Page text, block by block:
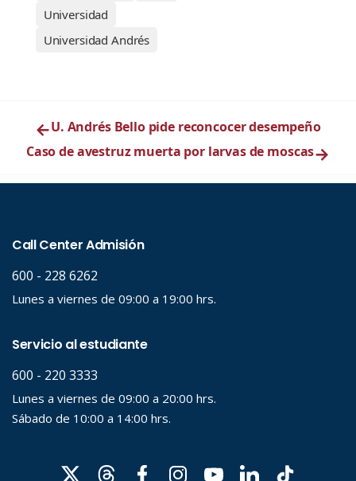
Universidad
Universidad Andrés
←U. Andrés Bello pide reconcocer desempeño
Caso de avestruz muerta por larvas de moscas→